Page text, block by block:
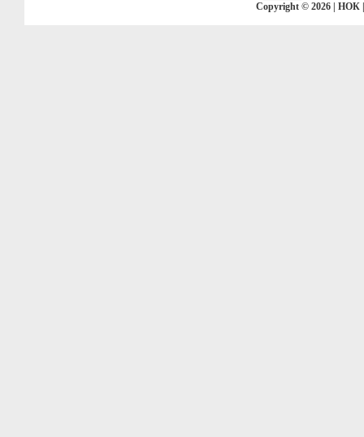
Copyright © 2026 | НОК